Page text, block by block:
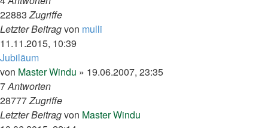
22883Zugriffe
Letzter Beitragvon mulli
11.11.2015, 10:39
Jubiläum
von Master Windu » 19.06.2007, 23:35
7Antworten
28777Zugriffe
Letzter Beitragvon Master Windu